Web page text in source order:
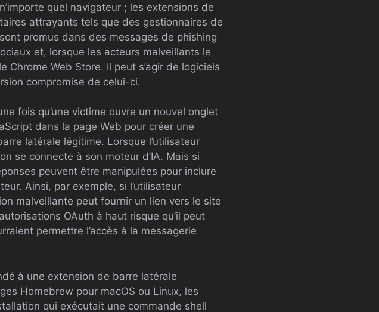
quel navigateur ; les extensions de
attrayants tels que des gestionnaires de
promus dans des messages de phishing
et, lorsque les acteurs malveillants le
Web Store. Il peut s’agir de logiciels
compromise de celui-ci.
fois qu’une victime ouvre un nouvel onglet
dans la page Web pour créer une
latérale légitime. Lorsque l’utilisateur
se connecte à son moteur d’IA. Mais si
peuvent être manipulées pour inclure
Ainsi, par exemple, si l’utilisateur
malveillante peut fournir un lien vers le site
OAuth à haut risque qu’il peut
permettre l’accès à la messagerie
à une extension de barre latérale
Homebrew pour macOS ou Linux, les
qui exécutait une commande shell